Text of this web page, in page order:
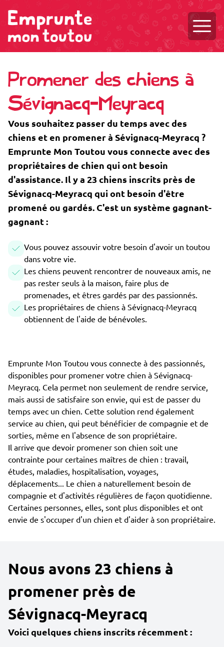
Promener des chiens à
Sévignacq-Meyracq
Vous souhaitez passer du temps avec des
chiens et en promener à Sévignacq-Meyracq ?
Emprunte Mon Toutou vous connecte avec des
propriétaires de chien qui ont besoin
d'assistance. Il y a 23 chiens inscrits près de
Sévignacq-Meyracq qui ont besoin d'être
promené ou gardés. C'est un système gagnant-
gagnant :
Vous pouvez assouvir votre besoin d'avoir un toutou
dans votre vie.
Les chiens peuvent rencontrer de nouveaux amis, ne
pas rester seuls à la maison, faire plus de
promenades, et êtres gardés par des passionnés.
Les propriétaires de chiens à Sévignacq-Meyracq
obtiennent de l'aide de bénévoles.
Emprunte Mon Toutou vous connecte à des passionnés,
disponibles pour promener votre chien à Sévignacq-
Meyracq. Cela permet non seulement de rendre service,
mais aussi de satisfaire son envie, qui est de passer du
temps avec un chien. Cette solution rend également
service au chien, qui peut bénéficier de compagnie et de
sorties, même en l'absence de son propriétaire.
Il arrive que devoir promener son chien soit une
contrainte pour certaines maîtres de chien : travail,
études, maladies, hospitalisation, voyages,
déplacements... Le chien a naturellement besoin de
compagnie et d'activités régulières de façon quotidienne.
Certaines personnes, elles, sont plus disponibles et ont
envie de s'occuper d'un chien et d'aider à son propriétaire.
Nous avons 23 chiens à
promener près de
Sévignacq-Meyracq
Voici quelques chiens inscrits récemment :